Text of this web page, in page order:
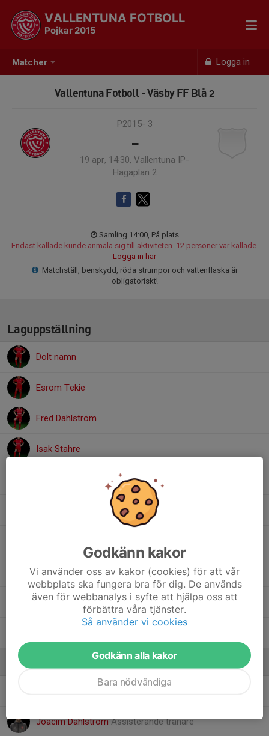
Matcher Logga in
VALLENTUNA FOTBOLL
Pojkar 2015
Vallentuna Fotboll - Väsby FF Blå 2
P2015- 3
-
19 apr, 14:30, Vallentuna IP-
Hagaplan 2
Samling 14:00, På plats
Endast kallade kunde anmäla sig till aktiviteten. 12 personer var kallade.
Logga in här
Matchställ, benskydd, röda strumpor och vattenflaska är
obligatoriskt!
Laguppställning
Dolt namn
Esrom Tekie
Fred Dahlström
Isak Stahre
James Blomquist Bodin
Lucas Amaha
Theo Lindersson
Ledare
Assisterande tränare
Joacim DahlströmAssisterande tränare
Godkänn kakor
Vi använder oss av kakor (cookies) för att vår
webbplats ska fungera bra för dig. De används
även för webbanalys i syfte att hjälpa oss att
förbättra våra tjänster.
Så använder vi cookies
Godkänn alla kakor
Bara nödvändiga